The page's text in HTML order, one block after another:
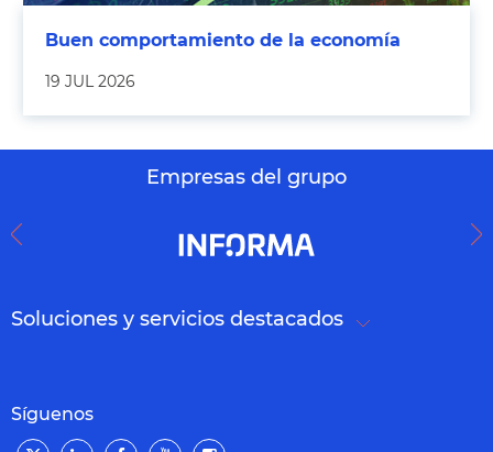
Buen comportamiento de la economía
19 JUL 2026
Empresas del grupo
Soluciones y servicios destacados
Síguenos